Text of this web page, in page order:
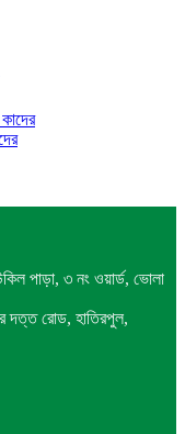
পাড়া, ৩ নং ওয়ার্ড, ভোলা
দত্ত রোড, হাতিরপুল,